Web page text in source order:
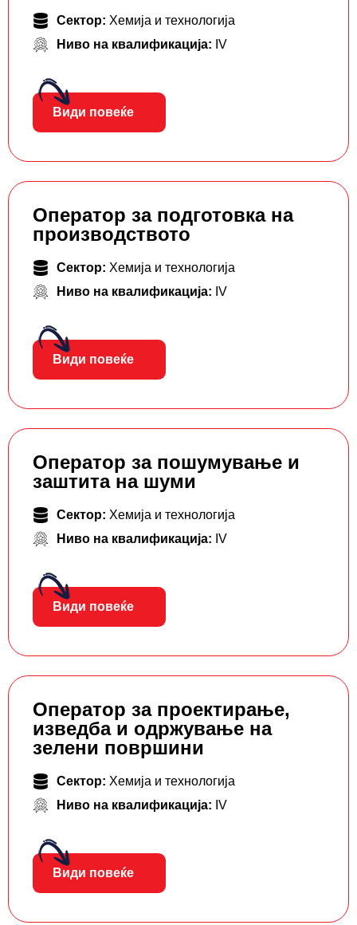
Сектор: Хемија и технологија
Ниво на квалификација: IV
Види повеќе
Оператор за подготовка на
производството
Сектор: Хемија и технологија
Ниво на квалификација: IV
Види повеќе
Оператор за пошумување и
заштита на шуми
Сектор: Хемија и технологија
Ниво на квалификација: IV
Види повеќе
Оператор за проектирање,
изведба и одржување на
зелени површини
Сектор: Хемија и технологија
Ниво на квалификација: IV
Види повеќе